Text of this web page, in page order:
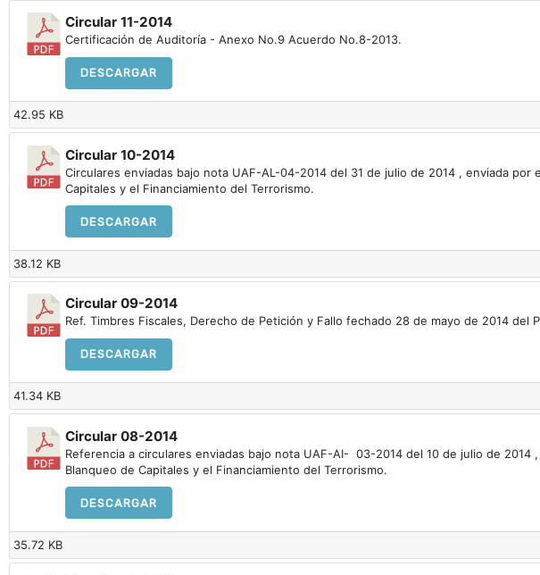
Circular 11-2014
Certificación de Auditoría - Anexo No.9 Acuerdo No.8-2013.
DESCARGAR
42.95 KB
Circular 10-2014
Circulares enviadas bajo nota UAF-AL-04-2014 del 31 de julio de 2014 , enviada
Capitales y el Financiamiento del Terrorismo.
DESCARGAR
38.12 KB
Circular 09-2014
Ref. Timbres Fiscales, Derecho de Petición y Fallo fechado 28 de mayo de 2014 del
DESCARGAR
41.34 KB
Circular 08-2014
Referencia a circulares enviadas bajo nota UAF-AI- 03-2014 del 10 de julio de
Blanqueo de Capitales y el Financiamiento del Terrorismo.
DESCARGAR
35.72 KB